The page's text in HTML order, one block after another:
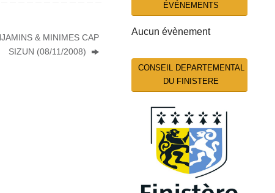
& MINIMES CAP
SIZUN (08/11/2008)
ÉVÉNEMENTS
Aucun évènement
CONSEIL DEPARTEMENTAL
DU FINISTERE